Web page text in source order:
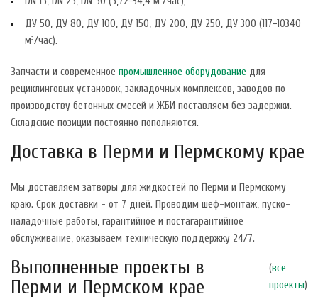
ДУ 50, ДУ 80, ДУ 100, ДУ 150, ДУ 200, ДУ 250, ДУ 300 (117−10340
м³/час).
Запчасти и современное промышленное оборудование для
рециклинговых установок, закладочных комплексов, заводов по
производству бетонных смесей и ЖБИ поставляем без задержки.
Складские позиции постоянно пополняются.
Доставка в Перми и Пермскому крае
Мы доставляем затворы для жидкостей по Перми и Пермскому
краю. Срок доставки - от 7 дней. Проводим шеф-монтаж, пуско-
наладочные работы, гарантийное и постагарантийное
обслуживание, оказываем техническую поддержку 24/7.
Выполненные проекты в
Перми и Пермском крае
(все
проекты)